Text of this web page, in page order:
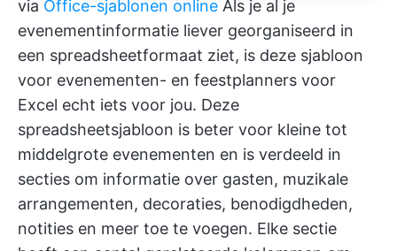
via Office-sjablonen online Als je al je
evenementinformatie liever georganiseerd in
een spreadsheetformaat ziet, is deze sjabloon
voor evenementen- en feestplanners voor
Excel echt iets voor jou. Deze
spreadsheetsjabloon is beter voor kleine tot
middelgrote evenementen en is verdeeld in
secties om informatie over gasten, muzikale
arrangementen, decoraties, benodigdheden,
notities en meer toe te voegen. Elke sectie